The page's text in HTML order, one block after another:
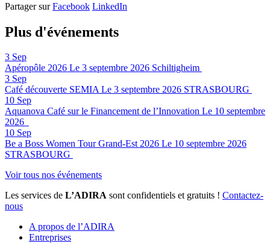
Partager sur Facebook LinkedIn
Plus d'événements
3 Sep
Apéropôle 2026 Le 3 septembre 2026 Schiltigheim
3 Sep
Café découverte SEMIALe 3 septembre 2026 STRASBOURG
10 Sep
Aquanova Café sur le Financement de l’Innovation Le 10 septembre
2026
10 Sep
Be a Boss Women Tour Grand-Est 2026 Le 10 septembre 2026
STRASBOURG
Voir tous nos événements
Les services de L’ADIRA sont confidentiels et gratuits ! Contactez-
nous
A propos de l’ADIRA
Entreprises